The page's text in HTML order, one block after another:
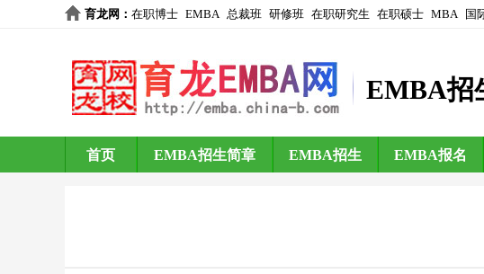
育龙网 ： 在职博士 EMBA 总裁班 研修班 在职研究生 在职硕士 MBA 国
EMBA招
首页 EMBA招生简章 EMBA招生 EMBA报名